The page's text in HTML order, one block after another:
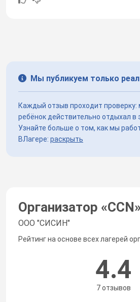
Мы публикуем только
Каждый отзыв проходит
ребёнок действительно отдыхал в
Узнайте больше о том, как мы
ВЛагере: раскрыть
Организатор «CCN»
ООО "СИСИН"
Рейтинг на основе всех лагерей
4.4
7 отзывов